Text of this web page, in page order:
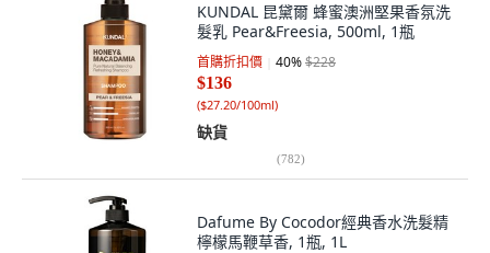
KUNDAL 昆黛爾 蜂蜜澳洲堅果香氛洗
髮乳 Pear&Freesia, 500ml, 1瓶
首購折扣價 40%$228
$136
($27.20/100ml)
缺貨
(782)
Dafume By Cocodor經典香水洗髮精
檸檬馬鞭草香, 1瓶, 1L